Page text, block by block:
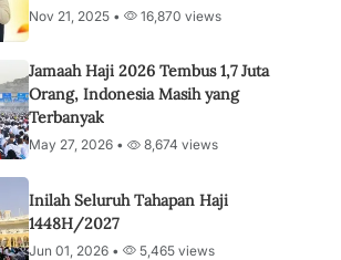
Nov 21, 2025 • 16,870 views
Jamaah Haji 2026 Tembus 1,7 Juta
Orang, Indonesia Masih yang
Terbanyak
May 27, 2026 • 8,674 views
Inilah Seluruh Tahapan Haji
1448H/2027
Jun 01, 2026 • 5,465 views